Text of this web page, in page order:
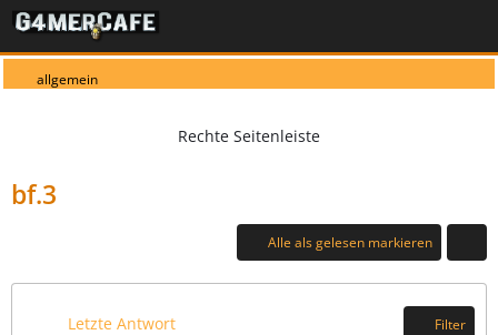
allgemein
bf.3
Alle als gelesen markieren
Letzte Antwort Filter